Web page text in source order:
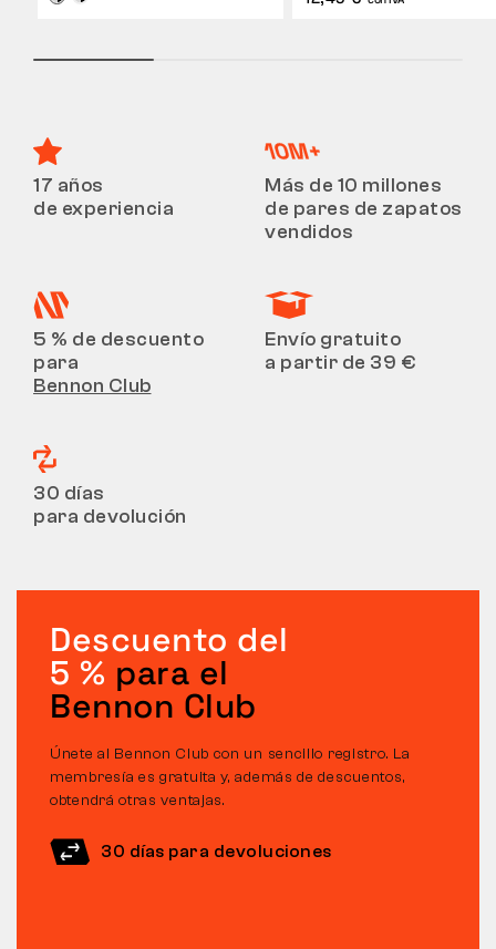
17 años
de experiencia
Más de 10 millones
de pares de zapatos
vendidos
5 % de descuento
para
Bennon Club
Envío gratuito
a partir de 39 €
30 días
para devolución
Descuento del
5 % para el
Bennon Club
Únete al Bennon Club con un sencillo registro. La
membresía es gratuita y, además de descuentos,
obtendrá otras ventajas.
30 días para devoluciones